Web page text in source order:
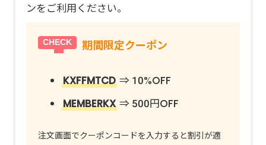
ンをご利用ください。
期間限定クーポン
KXFFMTCD ⇒ 10%OFF
MEMBERKX ⇒ 500円OFF
注文画面でクーポンコードを入力すると割引が適